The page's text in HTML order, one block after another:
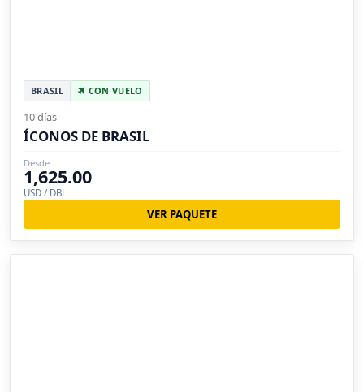
BRASIL CON VUELO
10 días
ÍCONOS DE BRASIL
Desde
1,625.00
USD / DBL
VER PAQUETE